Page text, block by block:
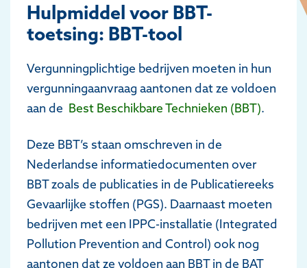
Hulpmiddel voor BBT-
toetsing: BBT-tool
Vergunningplichtige bedrijven moeten in hun
vergunningaanvraag aantonen dat ze voldoen
aan de Best Beschikbare Technieken (BBT).
Deze BBT’s staan omschreven in de
Nederlandse informatiedocumenten over
BBT zoals de publicaties in de Publicatiereeks
Gevaarlijke stoffen (PGS). Daarnaast moeten
bedrijven met een IPPC-installatie (Integrated
Pollution Prevention and Control) ook nog
aantonen dat ze voldoen aan BBT in de BAT